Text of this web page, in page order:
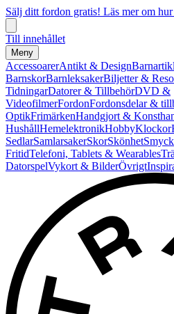
Sälj ditt fordon gratis! Läs mer om
Till innehållet
Meny
AccessoarerAntikt & Design
BarnskorBarnleksakerBiljetter &
TidningarDatorer & TillbehörDVD &
VideofilmerFordonFordonsdelar &
OptikFrimärkenHandgjort &
HushållHemelektronikHobbyKlockor
SedlarSamlarsakerSkorSkönhet
FritidTelefoni, Tablets & Wearables
DatorspelVykort & BilderÖvrigt